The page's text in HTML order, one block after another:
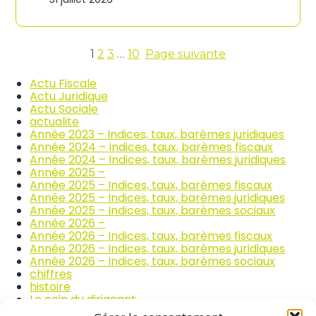
c
m
e
l
a
r
p
a
r
t
i
o
u
n
i
e
r
i
x
d
e
s
p
r
o
d
u
i
s
1 2 3 … 10 Page suivante
Actu Fiscale
Actu Juridique
Actu Sociale
actualite
Année 2023 – Indices, taux, barèmes juridiques
Année 2024 – Indices, taux, barèmes fiscaux
Année 2024 – Indices, taux, barèmes juridiques
Année 2025 –
Année 2025 – Indices, taux, barèmes fiscaux
Année 2025 – Indices, taux, barèmes juridiques
Année 2025 – Indices, taux, barèmes sociaux
Année 2026 –
Année 2026 – Indices, taux, barèmes fiscaux
Année 2026 – Indices, taux, barèmes juridiques
Année 2026 – Indices, taux, barèmes sociaux
chiffres
histoire
Le coin du dirigeant